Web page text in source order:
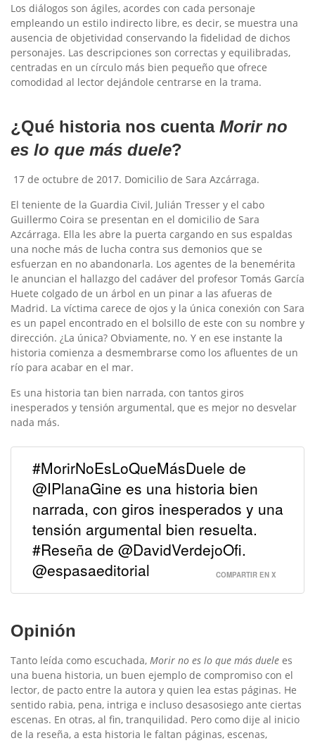
Los diálogos son ágiles, acordes con cada personaje
empleando un estilo indirecto libre, es decir, se muestra una
ausencia de objetividad conservando la fidelidad de dichos
personajes. Las descripciones son correctas y equilibradas,
centradas en un círculo más bien pequeño que ofrece
comodidad al lector dejándole centrarse en la trama.
¿Qué historia nos cuenta Morir no
es lo que más duele?
17 de octubre de 2017. Domicilio de Sara Azcárraga.
El teniente de la Guardia Civil, Julián Tresser y el cabo
Guillermo Coira se presentan en el domicilio de Sara
Azcárraga. Ella les abre la puerta cargando en sus espaldas
una noche más de lucha contra sus demonios que se
esfuerzan en no abandonarla. Los agentes de la benemérita
le anuncian el hallazgo del cadáver del profesor Tomás García
Huete colgado de un árbol en un pinar a las afueras de
Madrid. La víctima carece de ojos y la única conexión con Sara
es un papel encontrado en el bolsillo de este con su nombre y
dirección. ¿La única? Obviamente, no. Y en ese instante la
historia comienza a desmembrarse como los afluentes de un
río para acabar en el mar.
Es una historia tan bien narrada, con tantos giros
inesperados y tensión argumental, que es mejor no desvelar
nada más.
#MorirNoEsLoQueMásDuele de
@IPlanaGine es una historia bien
narrada, con giros inesperados y una
tensión argumental bien resuelta.
#Reseña de @DavidVerdejoOfi.
@espasaeditorial
COMPARTIR EN X
Opinión
Tanto leída como escuchada, Morir no es lo que más duele es
una buena historia, un buen ejemplo de compromiso con el
lector, de pacto entre la autora y quien lea estas páginas. He
sentido rabia, pena, intriga e incluso desasosiego ante ciertas
escenas. En otras, al fin, tranquilidad. Pero como dije al inicio
de la reseña, a esta historia le faltan páginas, escenas,